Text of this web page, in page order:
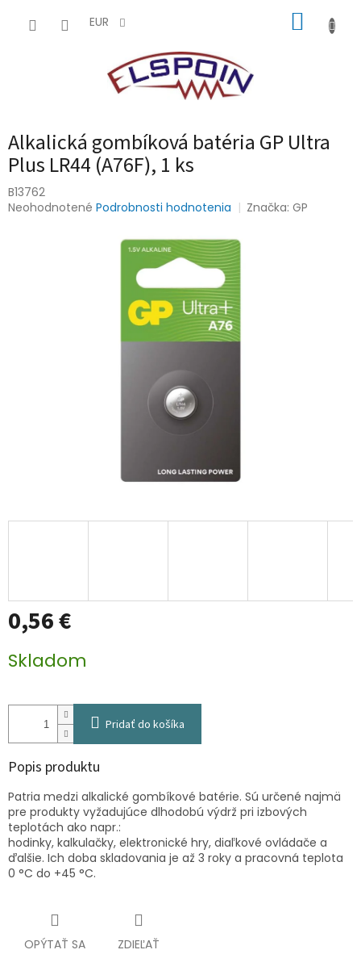
EUR
Alkalická gombíková batéria GP Ultra
Plus LR44 (A76F), 1 ks
B13762
Priemerné
Neohodnotené Podrobnosti hodnotenia Značka:GP
0,56 €
cena:
Skladom
Pridať do košíka
Popis produktu
Patria medzi alkalické gombíkové batérie. Sú určené najmä
pre produkty vyžadujúce dlhodobú výdrž pri izbových
teplotách ako napr.:
hodinky, kalkulačky, elektronické hry, diaľkové ovládače a
ďalšie. Ich doba skladovania je až 3 roky a pracovná teplota
0 °C do +45 °C.
OPÝTAŤ SA ZDIEĽAŤ